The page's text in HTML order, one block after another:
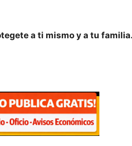
a ti mismo y a tu familia.